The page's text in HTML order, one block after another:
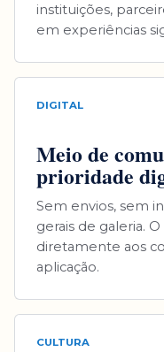
instituições,
em experiências
DIGITAL
Meio de
prioridade
Sem envios, sem
gerais de galeria.
diretamente aos
aplicação.
CULTURA